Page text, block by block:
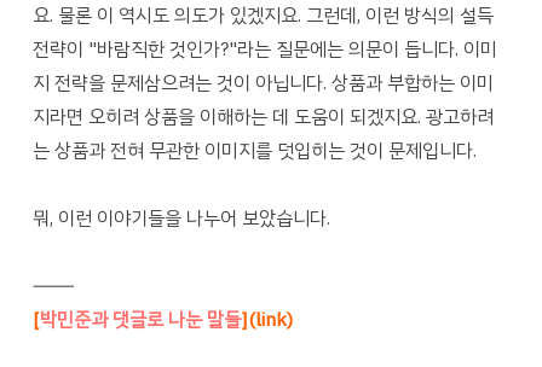
요. 물론 이 역시도 의도가 있겠지요. 그런데, 이런 방식의 설득
전략이 "바람직한 것인가?"라는 질문에는 의문이 듭니다. 이미
지 전략을 문제삼으려는 것이 아닙니다. 상품과 부합하는 이미
지라면 오히려 상품을 이해하는 데 도움이 되겠지요. 광고하려
는 상품과 전혀 무관한 이미지를 덧입히는 것이 문제입니다.
뭐, 이런 이야기들을 나누어 보았습니다.
―――
[박민준과 댓글로 나눈 말들](link)